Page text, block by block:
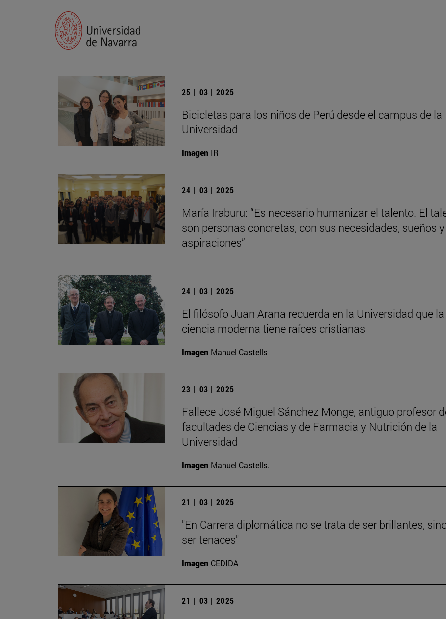
25 | 03 | 2025
Bicicletas para los niños de Perú desde el campus de la
Universidad
Imagen IR
24 | 03 | 2025
María Iraburu: “Es necesario humanizar el talento. El
son personas concretas, con sus necesidades, sueños y
aspiraciones”
24 | 03 | 2025
El filósofo Juan Arana recuerda en la Universidad que la
ciencia moderna tiene raíces cristianas
Imagen Manuel Castells
23 | 03 | 2025
Fallece José Miguel Sánchez Monge, antiguo profesor
facultades de Ciencias y de Farmacia y Nutrición de la
Universidad
Imagen Manuel Castells.
21 | 03 | 2025
"En Carrera diplomática no se trata de ser brillantes,
ser tenaces"
Imagen CEDIDA
21 | 03 | 2025